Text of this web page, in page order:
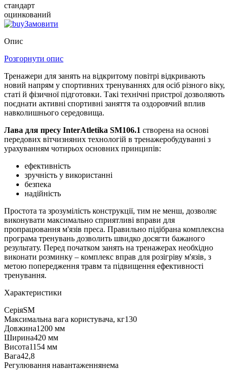
стандарт
оцинкований
Замовити
Опис
Розгорнути опис
Тренажери для занять на відкритому повітрі відкривають
новий напрям у спортивних тренуваннях для осіб різного віку,
статі й фізичної підготовки. Такі технічні пристрої дозволяють
поєднати активні спортивні заняття та оздоровчий вплив
навколишнього середовища.
Лава для пресу InterAtletika SM106.1 створена на основі
передових вітчизняних технологій в тренажеробудуванні з
урахуванням чотирьох основних принципів:
ефективність
зручність у використанні
безпека
надійність
Простота та зрозумілість конструкції, тим не менш, дозволяє
виконувати максимально сприятливі вправи для
пропрацювання м'язів преса. Правильно підібрана комплексна
програма тренувань дозволить швидко досягти бажаного
результату. Перед початком занять на тренажерах необхідно
виконати розминку – комплекс вправ для розігріву м'язів, з
метою попередження травм та підвищення ефективності
тренування.
Характеристики
СеріяSM
Максимальна вага користувача, кг130
Довжина1200 мм
Ширина420 мм
Висота1154 мм
Вага42,8
Регулювання навантаженнянема